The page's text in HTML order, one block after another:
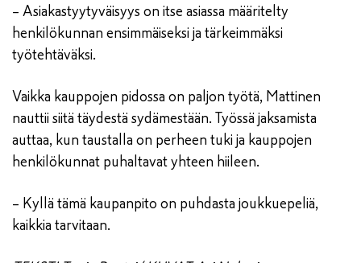
– Asiakastyytyväisyys on itse asiassa määritelty
henkilökunnan ensimmäiseksi ja tärkeimmäksi
työtehtäväksi.
Vaikka kauppojen pidossa on paljon työtä, Mattinen
nauttii siitä täydestä sydämestään. Työssä jaksamista
auttaa, kun taustalla on perheen tuki ja kauppojen
henkilökunnat puhaltavat yhteen hiileen.
– Kyllä tämä kaupanpito on puhdasta joukkuepeliä,
kaikkia tarvitaan.